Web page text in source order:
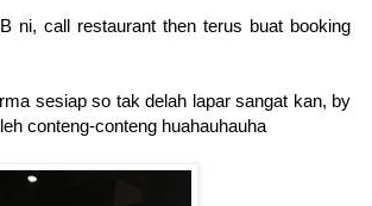
ni, call restaurant then terus buat booking
sesiap so tak delah lapar sangat kan, by
conteng-conteng huahauhauha